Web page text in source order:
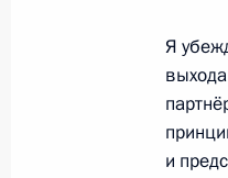
18
Я
и